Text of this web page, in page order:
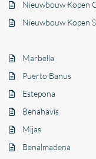
Nieuwbouw Kopen
Nieuwbouw Kopen
Marbella
Puerto Banus
Estepona
Benahavís
Mijas
Benalmadena